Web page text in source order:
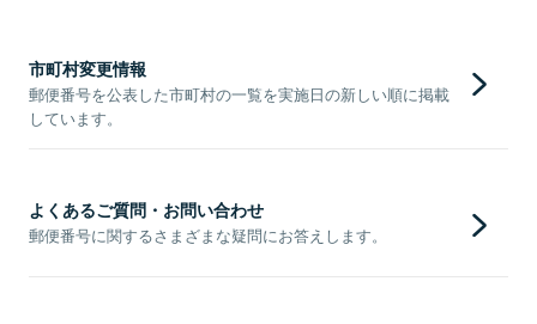
市町村変更情報
郵便番号を公表した市町村の一覧を実施日の新しい順に掲載
しています。
よくあるご質問・お問い合わせ
郵便番号に関するさまざまな疑問にお答えします。